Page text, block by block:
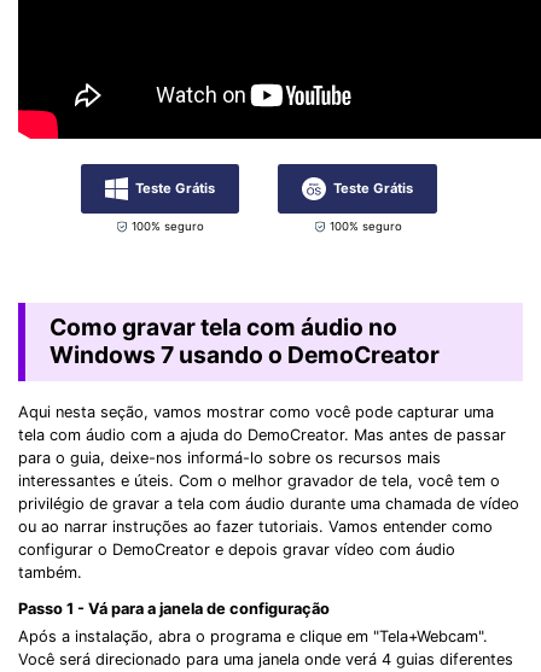
Teste Grátis
100% seguro
Teste Grátis
100% seguro
Como gravar tela com áudio no
Windows 7 usando o DemoCreator
Aqui nesta seção, vamos mostrar como você pode capturar uma
tela com áudio com a ajuda do DemoCreator. Mas antes de passar
para o guia, deixe-nos informá-lo sobre os recursos mais
interessantes e úteis. Com o melhor gravador de tela, você tem o
privilégio de gravar a tela com áudio durante uma chamada de vídeo
ou ao narrar instruções ao fazer tutoriais. Vamos entender como
configurar o DemoCreator e depois gravar vídeo com áudio
também.
Passo 1 - Vá para a janela de configuração
Após a instalação, abra o programa e clique em "Tela+Webcam".
Você será direcionado para uma janela onde verá 4 guias diferentes